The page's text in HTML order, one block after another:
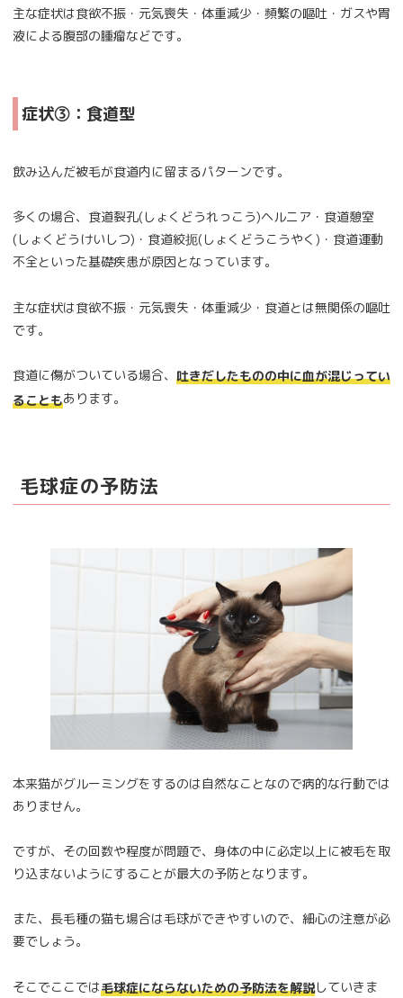
主な症状は食欲不振・元気喪失・体重減少・頻繁の嘔吐・ガスや胃
液による腹部の腫瘤などです。
症状③：食道型
飲み込んだ被毛が食道内に留まるパターンです。
多くの場合、食道裂孔(しょくどうれっこう)ヘルニア・食道憩室
(しょくどうけいしつ)・食道絞扼(しょくどうこうやく)・食道運動
不全といった基礎疾患が原因となっています。
主な症状は食欲不振・元気喪失・体重減少・食道とは無関係の嘔吐
です。
食道に傷がついている場合、 吐きだしたものの中に血が混じってい
ることもあります。
毛球症の予防法
本来猫がグルーミングをするのは自然なことなので病的な行動では
ありません。
ですが、その回数や程度が問題で、身体の中に必定以上に被毛を取
り込まないようにすることが最大の予防となります。
また、長毛種の猫も場合は毛球ができやすいので、細心の注意が必
要でしょう。
そこでここでは毛球症にならないための予防法を解説していきま